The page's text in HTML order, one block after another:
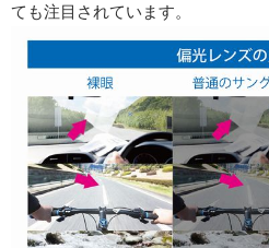
ても注目されています。